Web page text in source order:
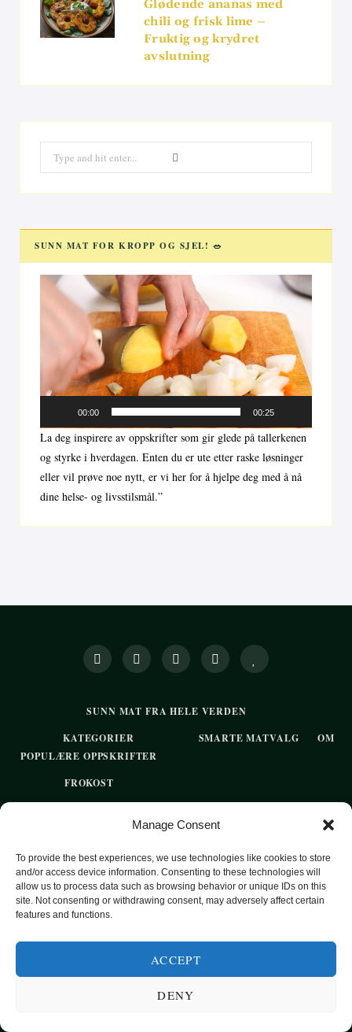
Manage Consent
To provide the best experiences, we use technologies like cookies to store
and/or access device information. Consenting to these technologies will
allow us to process data such as browsing behavior or unique IDs on this
site. Not consenting or withdrawing consent, may adversely affect certain
features and functions.
ACCEPT
DENY
Glødende ananas med
chili og frisk lime –
Fruktig og krydret
avslutning
for:
SUNN MAT FOR KROPP OG SJEL! 🥗
Videoavspiller
00:00 00:25
La deg inspirere av oppskrifter som gir glede på tallerkenen
og styrke i hverdagen. Enten du er ute etter raske løsninger
eller vil prøve noe nytt, er vi her for å hjelpe deg med å nå
dine helse- og livsstilsmål.”
SUNN MAT FRA HELE VERDEN
KATEGORIER
POPULÆRE OPPSKRIFTER
FROKOST
SUPPER
EKSOTISKE SMAKER
MAT FOR VEGETARIANERE
SUNN HVERDAGSMAT
SMARTE MATVALG OM